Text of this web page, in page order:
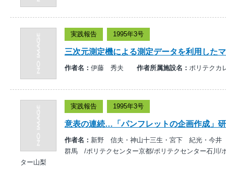
実践報告 1995年3号
三次元測定機による測定データを利用した
作者名： 伊藤 秀夫 作者所属施設名： ポリテクカ
実践報告 1995年3号
意表の連続…「パンフレットの企画作成」
作者名： 新野 信夫・神山十三生・宮下 紀光・
群馬 /ポリテクセンター京都/ポリテクセンター石川/
ター山梨